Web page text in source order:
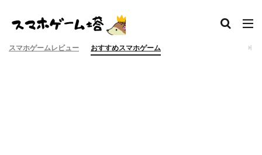
スマホゲームレビュー おすすめスマホゲーム